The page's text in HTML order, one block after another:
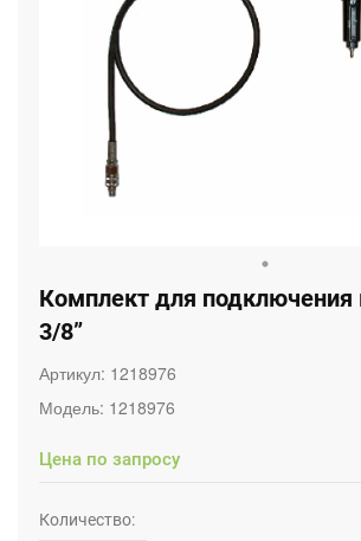
Комплект для подключения
3/8”
Артикул: 1218976
Модель: 1218976
Цена по запросу
Количество: